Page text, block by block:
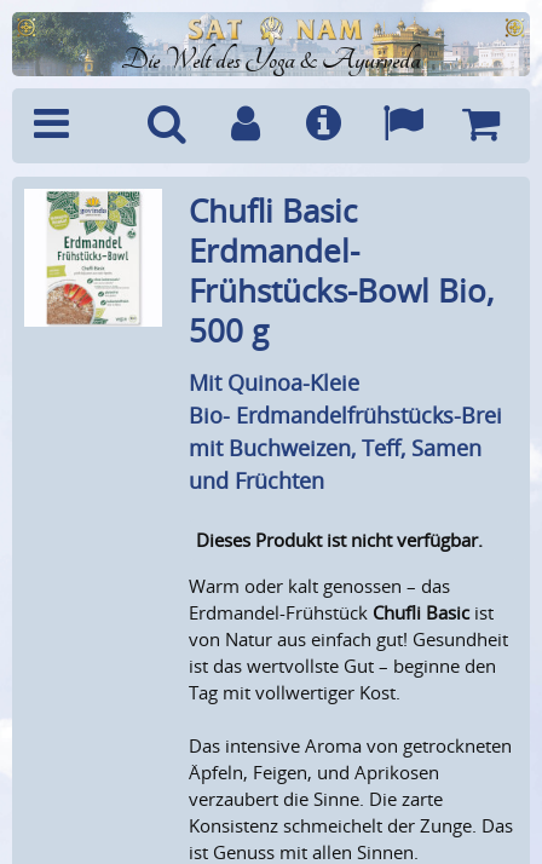
Die Welt des Yoga & Ayurveda
Menü SucheBenutzerkonto
Info
Chufli Basic
Erdmandel-
Frühstücks-Bowl Bio,
500 g
Mit Quinoa-Kleie
Bio- Erdmandelfrühstücks-Brei
mit Buchweizen, Teff, Samen
und Früchten
Dieses Produkt ist nicht verfügbar.
Warm oder kalt genossen – das
Erdmandel-Frühstück Chufli Basicist
von Natur aus einfach gut! Gesundheit
ist das wertvollste Gut – beginne den
Tag mit vollwertiger Kost.
Das intensive Aroma von getrockneten
Äpfeln, Feigen, und Aprikosen
verzaubert die Sinne. Die zarte
Konsistenz schmeichelt der Zunge. Das
ist Genuss mit allen Sinnen.